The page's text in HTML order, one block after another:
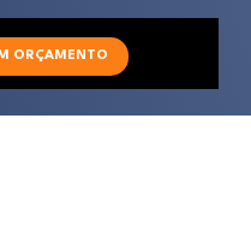
ORÇAMENTO